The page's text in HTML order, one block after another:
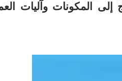
إلى المكونات وآليات